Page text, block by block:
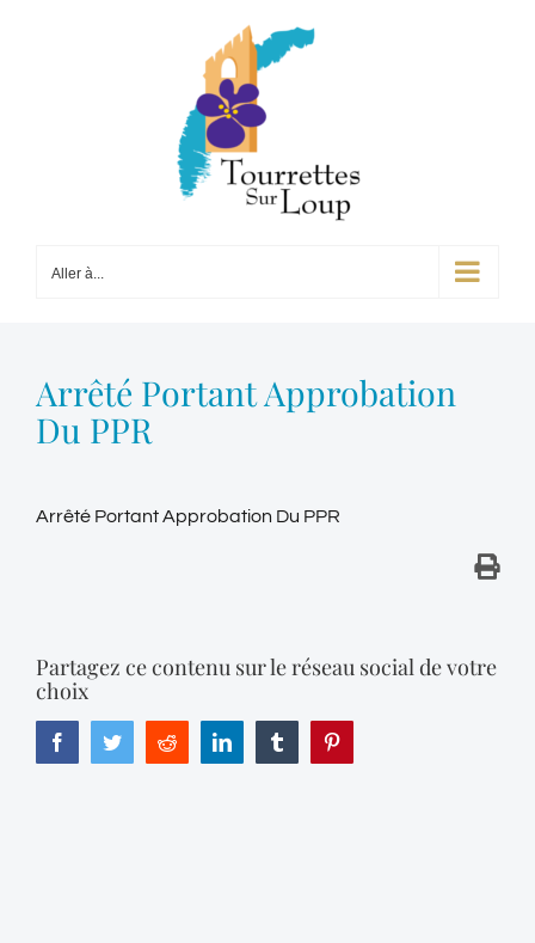
Aller à...
Arrêté Portant Approbation
Du PPR
Arrêté Portant Approbation Du PPR
Partagez ce contenu sur le réseau social de votre
choix
FacebookTwitterReddit LinkedIn Tumblr